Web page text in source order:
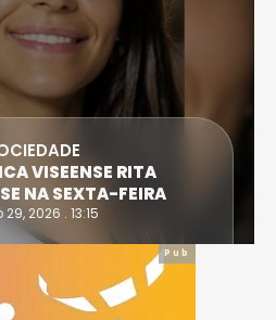
VISEENSE RITA
NA SEXTA-FEIRA
2026 . 13:15
Pub